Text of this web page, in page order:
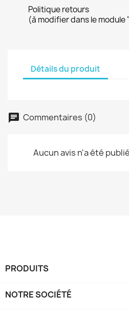
Politique retours
(à modifier dans le module
Détails du produit
Commentaires (0)
Aucun avis n'a été
PRODUITS
NOTRE SOCIÉTÉ